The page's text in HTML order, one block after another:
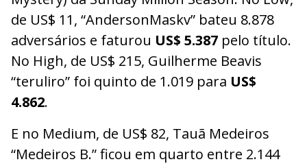
de US$ 11, “AndersonMaskv” bateu 8.878
adversários e faturou US$ 5.387 pelo título.
No High, de US$ 215, Guilherme Beavis
“teruliro” foi quinto de 1.019 para US$
4.862.
E no Medium, de US$ 82, Tauã Medeiros
“Medeiros B.” ficou em quarto entre 2.144